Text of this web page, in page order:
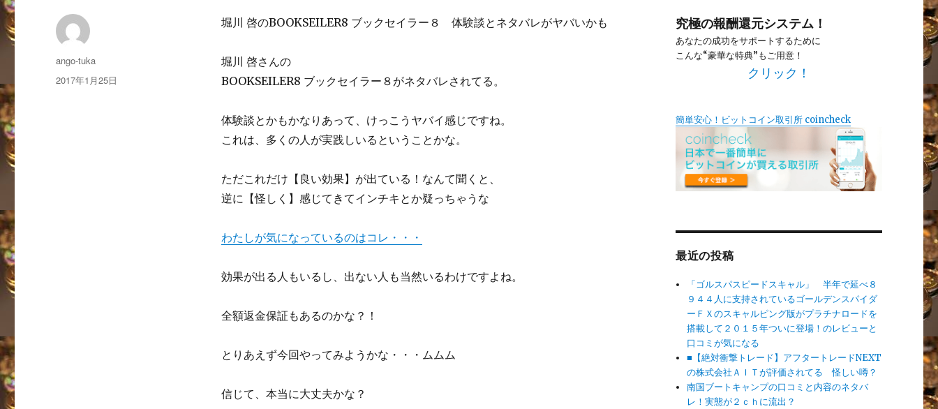
堀川 啓のBOOKSEILER8 ブックセイラー８ 体験談とネタバレがヤバいかも
堀川 啓さんの
BOOKSEILER8 ブックセイラー８がネタバレされてる。
体験談とかもかなりあって、けっこうヤバイ感じですね。
これは、多くの人が実践しいるということかな。
ただこれだけ【良い効果】が出ている！なんて聞くと、
逆に【怪しく】感じてきてインチキとか疑っちゃうな
わたしが気になっているのはコレ・・・
効果が出る人もいるし、出ない人も当然いるわけですよね。
全額返金保証もあるのかな？！
とりあえず今回やってみようかな・・・ムムム
信じて、本当に大丈夫かな？
投
稿
ango-tuka
投
2017年1月25日
究極の報酬還元システム！
あなたの成功をサポートするために
こんな“豪華な特典”もご用意！
クリック！
簡単安心！ビットコイン取引所 coincheck
最近の投稿
「ゴルスパスピードスキャル」 半年で延べ８
９４４人に支持されているゴールデンスパイダ
ーＦＸのスキャルピング版がプラチナロードを
搭載して２０１５年ついに登場！のレビューと
口コミが気になる
■【絶対衝撃トレード】アフタートレードNEXT
の株式会社ＡＩＴが評価されてる 怪しい噂？
南国ブートキャンプの口コミと内容のネタバ
レ！実態が２ｃｈに流出？